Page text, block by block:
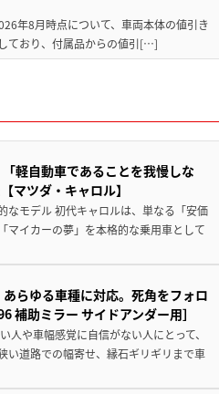
年8月時点について、車両本体の値引き
ており、付属品からの値引[…]
軽自動車であることを我慢しな
マツダ・キャロル】
なモデル 初代キャロルは、単なる「安価
マイカーの夢」を本格的な乗用車として
らゆる車種に対応。死角をフォロ
補助ミラー サイドアンダー用］
や車幅感覚に自信がない人にとって、
い道路での幅寄せ、縁石ギリギリまで車